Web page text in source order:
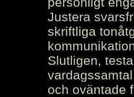
Justera
skriftliga
Slutligen,
och oväntade